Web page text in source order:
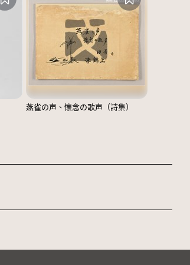
燕雀の声、懐念の歌声（詩集）